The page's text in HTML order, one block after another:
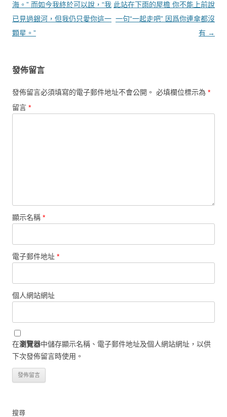
海。” 而如今我終於可以說，“我
已見過銀河，但我仍只愛你這一
顆星。”
此站在下雨的屋檐 你不能上前說
一句“一起走吧” 因爲你連傘都沒
有 →
發佈留言
發佈留言必須填寫的電子郵件地址不會公開。 必填欄位標示為 *
留言 *
顯示名稱 *
電子郵件地址 *
個人網站網址
在瀏覽器中儲存顯示名稱、電子郵件地址及個人網站網址，以供
下次發佈留言時使用。
搜尋